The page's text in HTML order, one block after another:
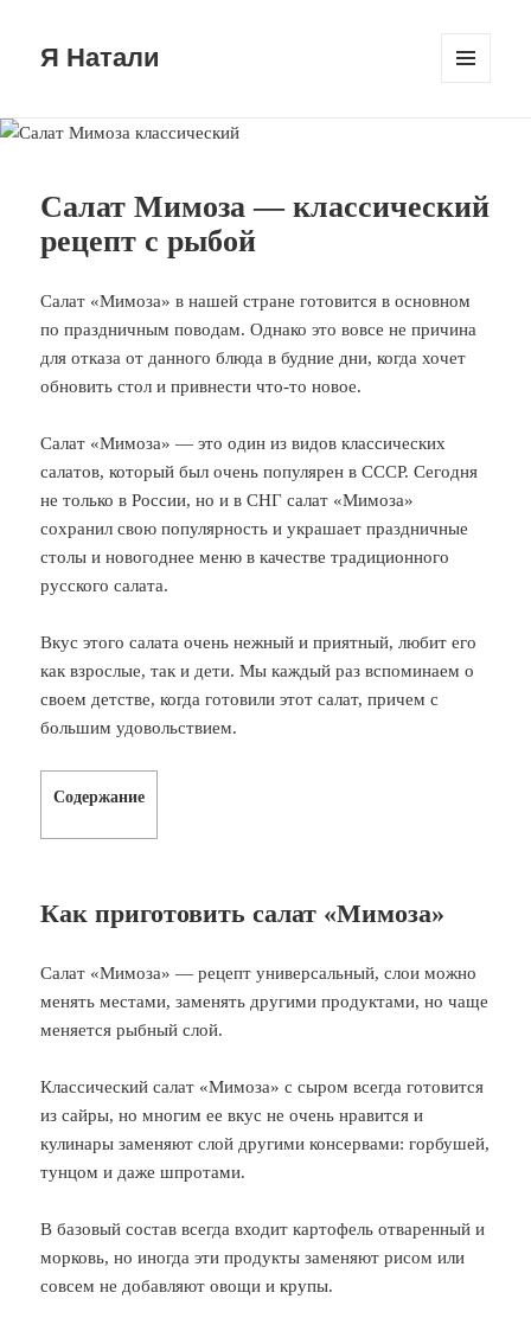
Я Натали
Салат Мимоза — классический
рецепт с рыбой
Салат «Мимоза» в нашей стране готовится в основном
по праздничным поводам. Однако это вовсе не причина
для отказа от данного блюда в будние дни, когда хочет
обновить стол и привнести что-то новое.
Салат «Мимоза» — это один из видов классических
салатов, который был очень популярен в СССР. Сегодня
не только в России, но и в СНГ салат «Мимоза»
сохранил свою популярность и украшает праздничные
столы и новогоднее меню в качестве традиционного
русского салата.
Вкус этого салата очень нежный и приятный, любит его
как взрослые, так и дети. Мы каждый раз вспоминаем о
своем детстве, когда готовили этот салат, причем с
большим удовольствием.
Содержание
Как приготовить салат «Мимоза»
Салат «Мимоза» — рецепт универсальный, слои можно
менять местами, заменять другими продуктами, но чаще
меняется рыбный слой.
Классический салат «Мимоза» с сыром всегда готовится
из сайры, но многим ее вкус не очень нравится и
кулинары заменяют слой другими консервами: горбушей,
тунцом и даже шпротами.
В базовый состав всегда входит картофель отваренный и
морковь, но иногда эти продукты заменяют рисом или
совсем не добавляют овощи и крупы.